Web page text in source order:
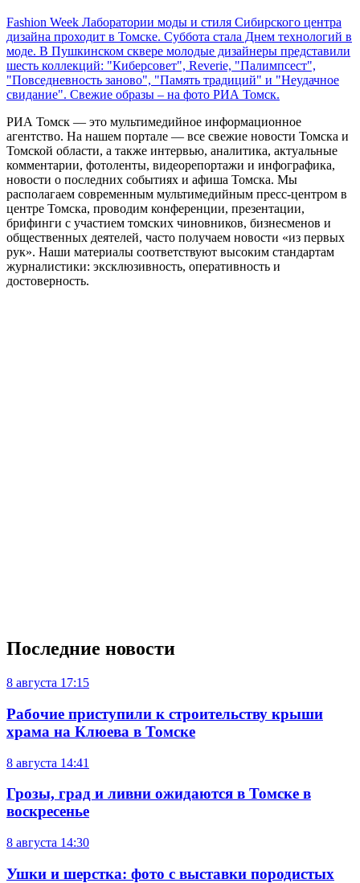
Fashion Week Лаборатории моды и стиля Сибирского центра
дизайна проходит в Томске. Суббота стала Днем технологий в
моде. В Пушкинском сквере молодые дизайнеры представили
шесть коллекций: "Киберсовет", Reverie, "Палимпсест",
"Повседневность заново", "Память традиций" и "Неудачное
свидание". Свежие образы – на фото РИА Томск.
РИА Томск — это мультимедийное информационное
агентство. На нашем портале — все свежие новости Томска и
Томской области, а также интервью, аналитика, актуальные
комментарии, фотоленты, видеорепортажи и инфографика,
новости о последних событиях и афиша Томска. Мы
располагаем современным мультимедийным пресс-центром в
центре Томска, проводим конференции, презентации,
брифинги с участием томских чиновников, бизнесменов и
общественных деятелей, часто получаем новости «из первых
рук». Наши материалы соответствуют высоким стандартам
журналистики: эксклюзивность, оперативность и
достоверность.
Последние новости
8 августа 17:15
Рабочие приступили к строительству крыши
храма на Клюева в Томске
8 августа 14:41
Грозы, град и ливни ожидаются в Томске в
воскресенье
8 августа 14:30
Ушки и шерстка: фото с выставки породистых